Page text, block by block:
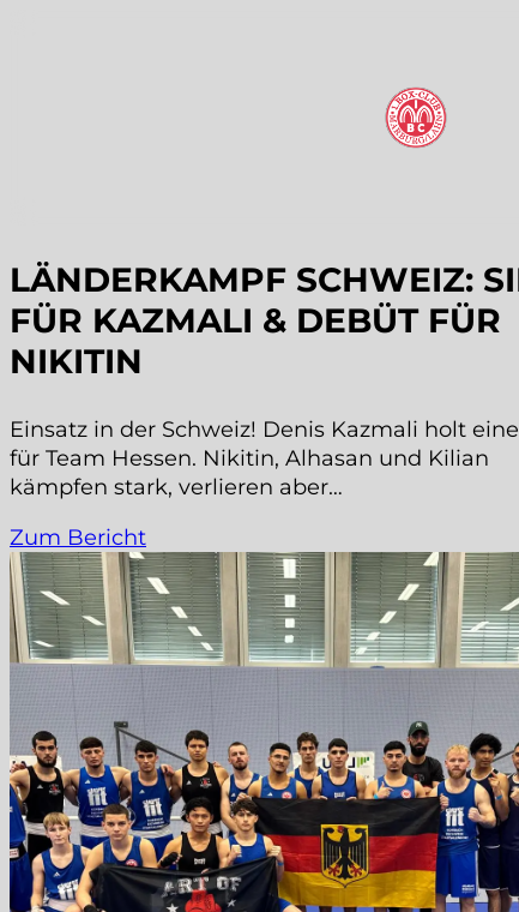
LÄNDERKAMPF SCHWEIZ:
FÜR KAZMALI & DEBÜT FÜR
NIKITIN
Einsatz in der Schweiz! Denis Kazmali holt
für Team Hessen. Nikitin, Alhasan und Kilian
kämpfen stark, verlieren aber…
Zum Bericht